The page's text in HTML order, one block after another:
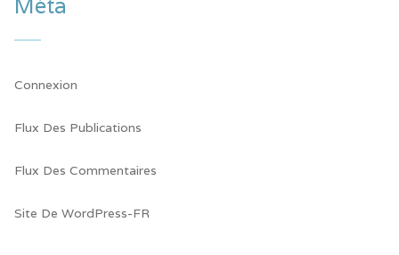
Méta
Connexion
Flux Des Publications
Flux Des Commentaires
Site De WordPress-FR